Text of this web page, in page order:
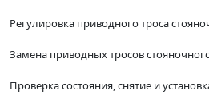
Регулировка приводного троса
Замена приводных тросов
Проверка состояния, снятие и